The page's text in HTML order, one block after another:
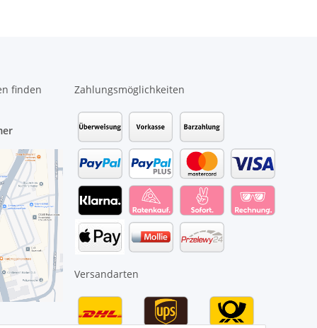
finden Zahlungsmöglichkeiten
Versandarten